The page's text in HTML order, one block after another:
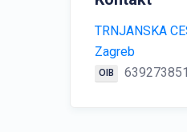
TRNJANSKA
Zagreb
OIB